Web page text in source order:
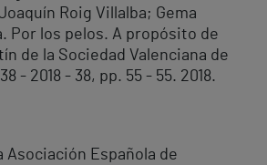
Roig Villalba; Gema
Por los pelos. A propósito de
de la Sociedad Valenciana de
- 2018 - 38, pp. 55 - 55. 2018.
Asociación Española de